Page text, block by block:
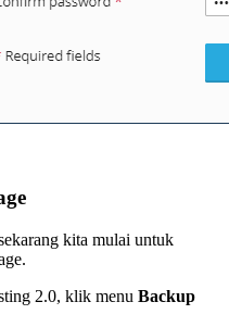
kita mulai untuk
2.0, klik menu Backup